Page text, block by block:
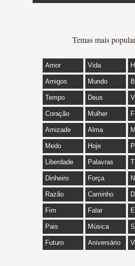
Temas mais
Amor Vida
Amigos Mundo
Tempo Deus
Coração Mulher
Amizade Alma
Medo Hoje
Liberdade Palavras
Dinheiro Força
Razão Caminho
Fim Falar
Pais Música
Futuro Aniversário